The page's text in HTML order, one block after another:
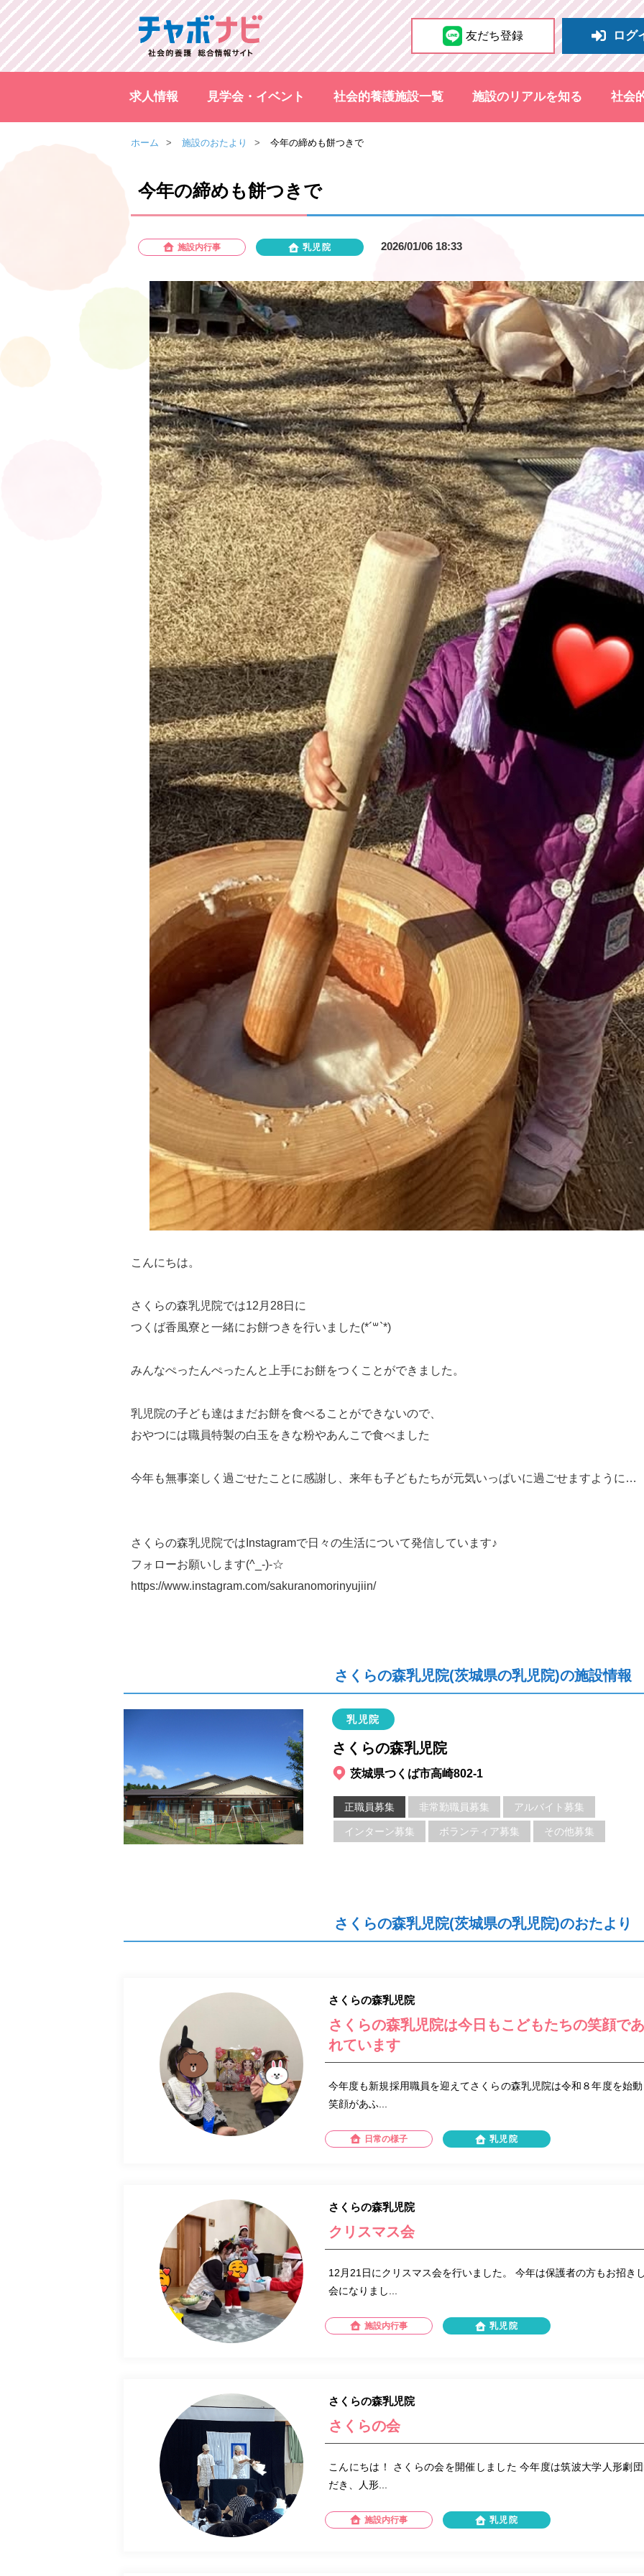
友だち登録 ログ
求人情報 見学会・イベント 社会的養護施設一覧 施設のリアルを知る 社会
ホーム 施設のおたより 今年の締めも餅つきで
今年の締めも餅つきで
施設内行事 乳児院 2026/01/06 18:33
こんにちは。
さくらの森乳児院では12月28日に
つくば香風寮と一緒にお餅つきを行いました(*´꒳`*)
みんなぺったんぺったんと上手にお餅をつくことができました。
乳児院の子ども達はまだお餅を食べることができないので、
おやつには職員特製の白玉をきな粉やあんこで食べました
今年も無事楽しく過ごせたことに感謝し、来年も子どもたちが元気いっぱいに過ごせますように…
さくらの森乳児院ではInstagramで日々の生活について発信しています♪
フォローお願いします(^_-)-☆
https://www.instagram.com/sakuranomorinyujiin/
さくらの森乳児院(茨城県の乳児院)の施設情報
乳児院
さくらの森乳児院
茨城県つくば市高崎802-1
正職員募集 非常勤職員募集 アルバイト募集
インターン募集 ボランティア募集 その他募集
さくらの森乳児院(茨城県の乳児院)のおたより
さくらの森乳児院
さくらの森乳児院は今日もこどもたちの笑顔で
れています
今年度も新規採用職員を迎えてさくらの森乳児院は令和８年度を始
笑顔があふ...
日常の様子 乳児院
さくらの森乳児院
クリスマス会
12月21日にクリスマス会を行いました。 今年は保護者の方もお招き
会になりまし...
施設内行事 乳児院
さくらの森乳児院
さくらの会
こんにちは！ さくらの会を開催しました 今年度は筑波大学人形劇
だき、人形...
施設内行事 乳児院